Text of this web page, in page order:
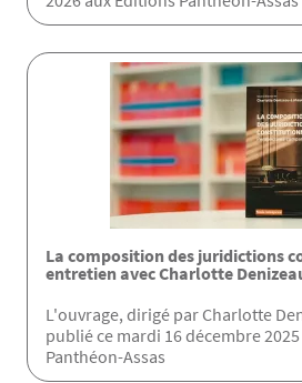
La composition des juridictions
entretien avec Charlotte
L'ouvrage, dirigé par Charlotte
publié ce mardi 16 décembre
Panthéon-Assas